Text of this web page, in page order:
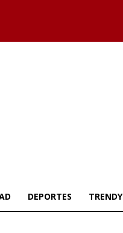
DEPORTES TRENDY